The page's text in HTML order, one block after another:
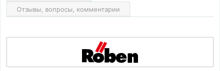
Отзывы, вопросы, комментарии